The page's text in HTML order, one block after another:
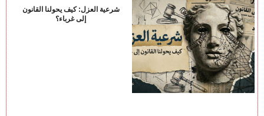
شرعية العزل: كيف يحولنا القانون
إلى غرباء؟